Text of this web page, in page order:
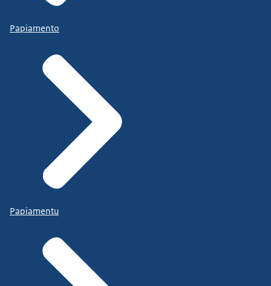
Papiamento
Papiamentu